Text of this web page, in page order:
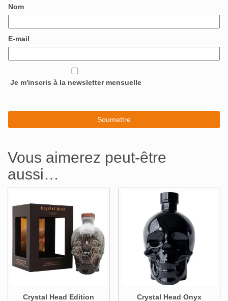
Nom
E-mail
Je m'inscris à la newsletter mensuelle
Vous aimerez peut-être
aussi…
Crystal Head Edition
Crystal Head Onyx